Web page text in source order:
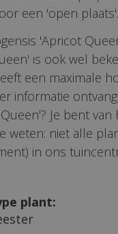
een 'open plaats'.
'Apricot
is ook wel
een maximale
informatie
Je bent
weten: niet alle
in ons
plant: